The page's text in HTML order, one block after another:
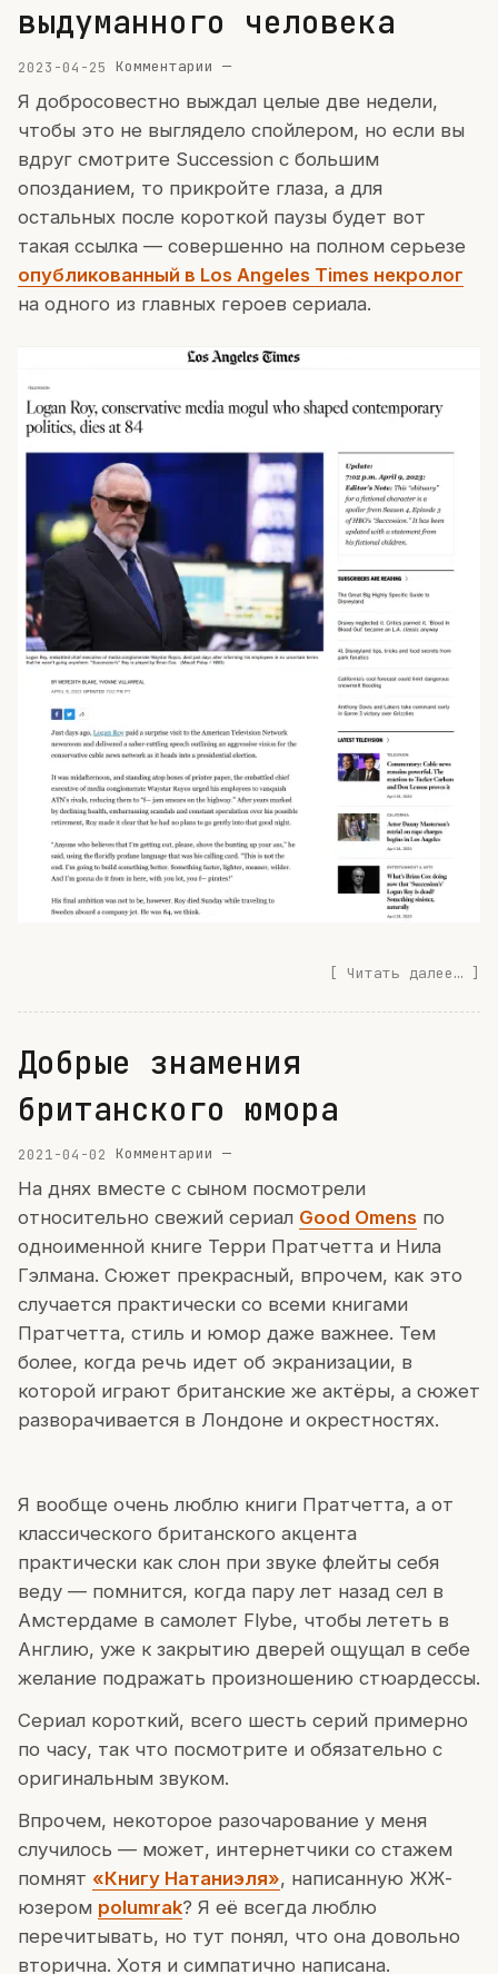
выдуманного человека
2023-04-25 Комментарии —
Я добросовестно выждал целые две недели,
чтобы это не выглядело спойлером, но если вы
вдруг смотрите Succession с большим
опозданием, то прикройте глаза, а для
остальных после короткой паузы будет вот
такая ссылка — совершенно на полном серьезе
опубликованный в Los Angeles Times некролог
на одного из главных героев сериала.
Читать далее…
Добрые знамения
британского юмора
2021-04-02 Комментарии —
На днях вместе с сыном посмотрели
относительно свежий сериал Good Omens по
одноименной книге Терри Пратчетта и Нила
Гэлмана. Сюжет прекрасный, впрочем, как это
случается практически со всеми книгами
Пратчетта, стиль и юмор даже важнее. Тем
более, когда речь идет об экранизации, в
которой играют британские же актёры, а сюжет
разворачивается в Лондоне и окрестностях.
Я вообще очень люблю книги Пратчетта, а от
классического британского акцента
практически как слон при звуке флейты себя
веду — помнится, когда пару лет назад сел в
Амстердаме в самолет Flybe, чтобы лететь в
Англию, уже к закрытию дверей ощущал в себе
желание подражать произношению стюардессы.
Сериал короткий, всего шесть серий примерно
по часу, так что посмотрите и обязательно с
оригинальным звуком.
Впрочем, некоторое разочарование у меня
случилось — может, интернетчики со стажем
помнят «Книгу Натаниэля», написанную ЖЖ-
юзером polumrak? Я её всегда люблю
перечитывать, но тут понял, что она довольно
вторична. Хотя и симпатично написана.